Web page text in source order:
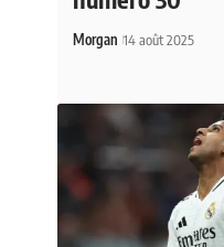
Morgan 14 août 2025